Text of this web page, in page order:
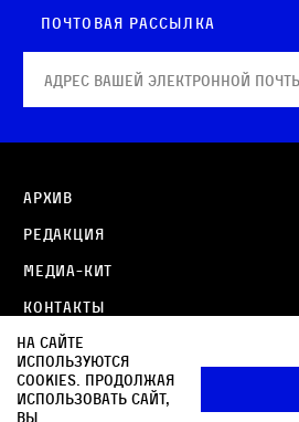
Почтовая рассылка
Архив
Редакция
Медиа-кит
Контакты
Политика в отношении
данных
Политика обработки файлов
На сайте
используются
cookies. Продолжая
использовать сайт,
вы